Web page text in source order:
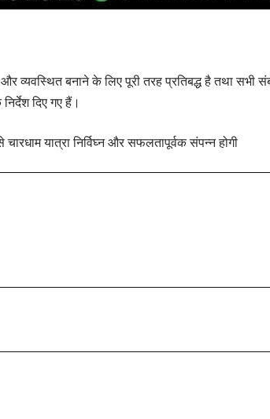
व्यवस्थित बनाने के लिए पूरी तरह प्रतिबद्ध है तथा सभी
दिए गए हैं।
यात्रा निर्विघ्न और सफलतापूर्वक संपन्न होगी